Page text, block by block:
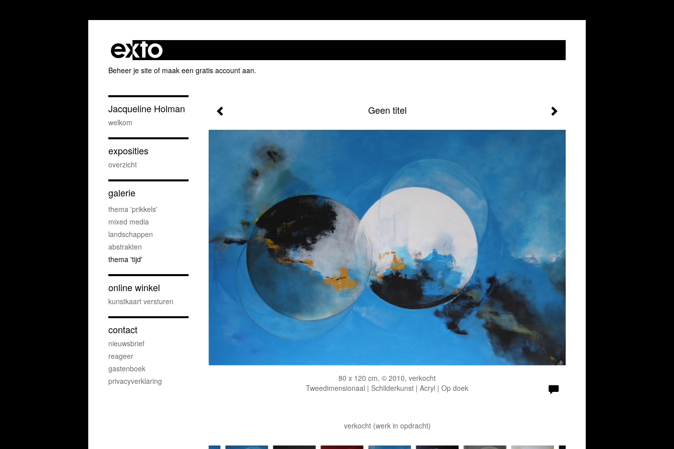
Beheer je site of maak een gratis account aan.
Geen titel
80 x 120 cm, © 2010, verkocht
Tweedimensionaal | Schilderkunst | Acryl | Op doek
verkocht (werk in opdracht)
Jacqueline Holman
welkom
exposities
overzicht
galerie
thema 'prikkels'
mixed media
landschappen
abstrakten
thema 'tijd'
online winkel
kunstkaart versturen
contact
nieuwsbrief
reageer
gastenboek
privacyverklaring